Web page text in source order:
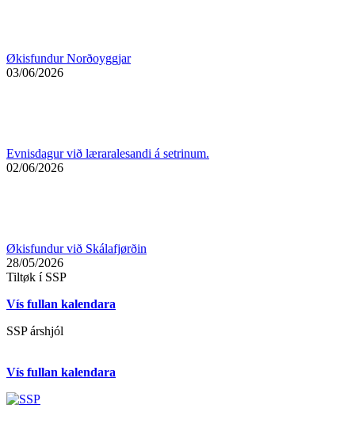
Økisfundur Norðoyggjar
03/06/2026
Evnisdagur við læraralesandi á setrinum.
02/06/2026
Økisfundur við Skálafjørðin
28/05/2026
Tiltøk í SSP
Vís fullan kalendara
SSP árshjól
Vís fullan kalendara